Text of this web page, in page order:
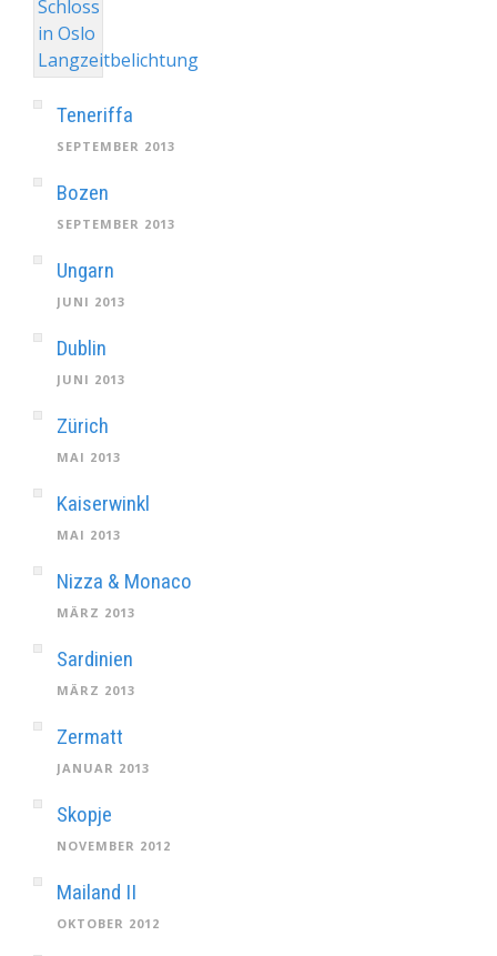
Teneriffa
SEPTEMBER 2013
Bozen
SEPTEMBER 2013
Ungarn
JUNI 2013
Dublin
JUNI 2013
Zürich
MAI 2013
Kaiserwinkl
MAI 2013
Nizza & Monaco
MÄRZ 2013
Sardinien
MÄRZ 2013
Zermatt
JANUAR 2013
Skopje
NOVEMBER 2012
Mailand II
OKTOBER 2012